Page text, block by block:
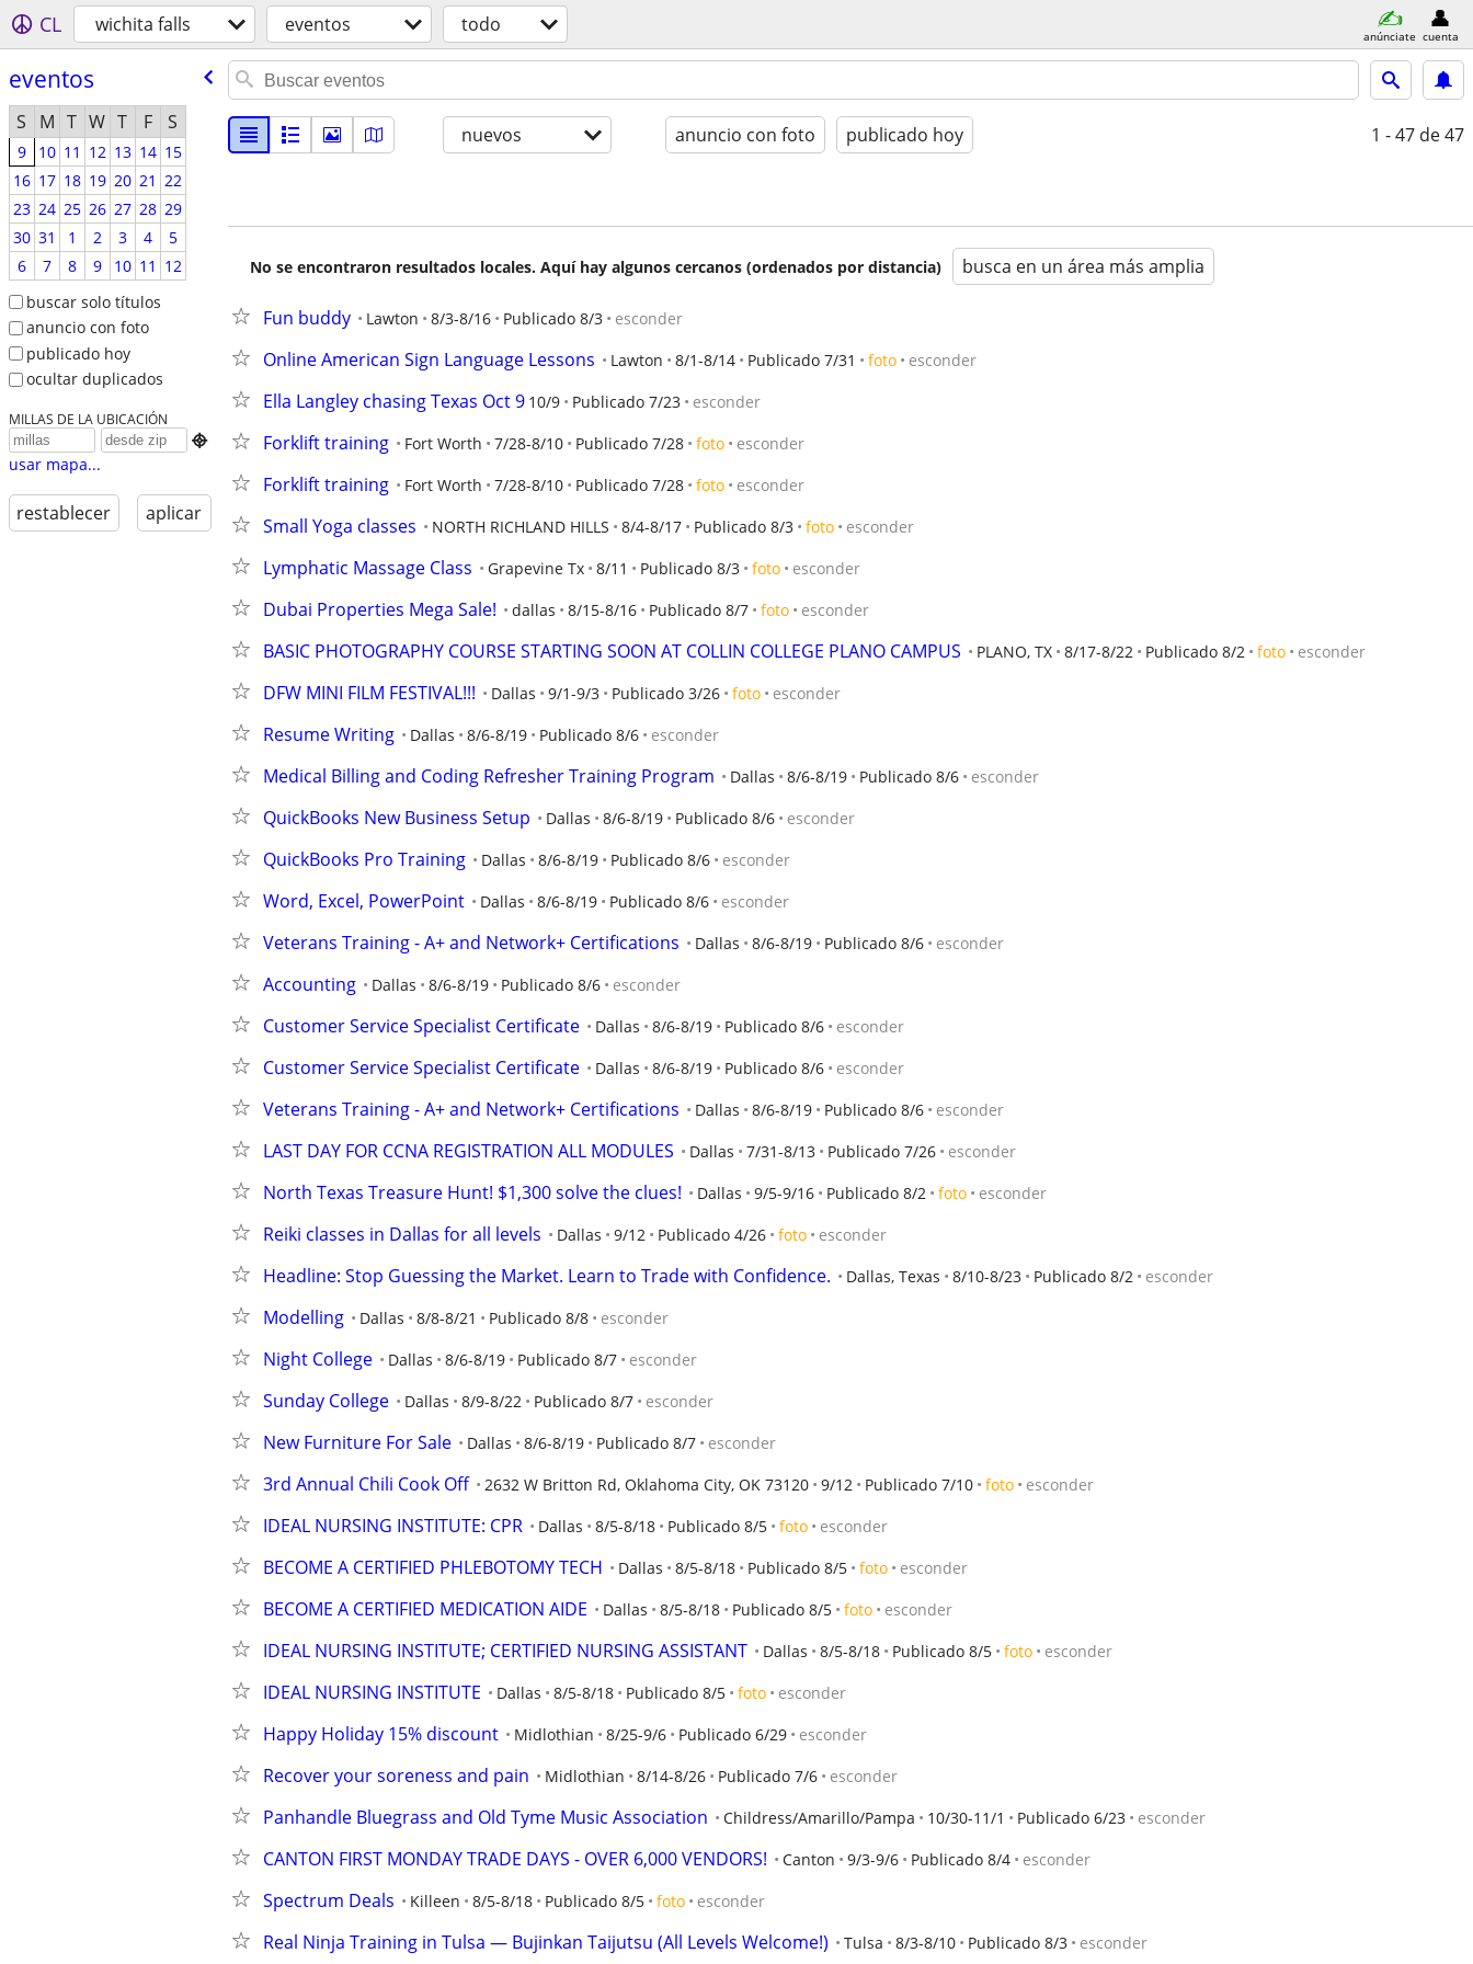
CL wichita falls eventos todo anúnciate cuenta
eventos
S M T W T F S
9 10 11 12 13 14 15
16 17 18 19 20 21 22
23 24 25 26 27 28 29
30 31 1 2 3 4
5
6
7 8 9 10 11 12
buscar solo títulos
anuncio con foto
publicado hoy
ocultar duplicados
MILLAS DE LA UBICACIÓN

usar mapa...
restablecer aplicar
nuevos anuncio con foto publicado hoy 1 - 47 de 47
No se encontraron resultados locales. Aquí hay algunos cercanos (ordenados por distancia) busca en un área más amplia
Fun buddy Lawton 8/3-8/16 Publicado 8/3 esconder
Online American Sign Language Lessons Lawton 8/1-8/14 Publicado 7/31 foto esconder
Ella Langley chasing Texas Oct 9 10/9 Publicado 7/23 esconder
Forklift training Fort Worth 7/28-8/10 Publicado 7/28 foto esconder
Forklift training Fort Worth 7/28-8/10 Publicado 7/28 foto esconder
Small Yoga classes NORTH RICHLAND HILLS 8/4-8/17 Publicado 8/3 foto esconder
Lymphatic Massage Class Grapevine Tx 8/11 Publicado 8/3 foto esconder
Dubai Properties Mega Sale! dallas 8/15-8/16 Publicado 8/7 foto esconder
BASIC PHOTOGRAPHY COURSE STARTING SOON AT COLLIN COLLEGE PLANO CAMPUS PLANO, TX 8/17-8/22 Publicado 8/2 foto esconder
DFW MINI FILM FESTIVAL!!! Dallas 9/1-9/3 Publicado 3/26 foto esconder
Resume Writing Dallas 8/6-8/19 Publicado 8/6 esconder
Medical Billing and Coding Refresher Training Program Dallas 8/6-8/19 Publicado 8/6 esconder
QuickBooks New Business Setup Dallas 8/6-8/19 Publicado 8/6 esconder
QuickBooks Pro Training Dallas 8/6-8/19 Publicado 8/6 esconder
Word, Excel, PowerPoint Dallas 8/6-8/19 Publicado 8/6 esconder
Veterans Training - A+ and Network+ Certifications Dallas 8/6-8/19 Publicado 8/6 esconder
Accounting Dallas 8/6-8/19 Publicado 8/6 esconder
Customer Service Specialist Certificate Dallas 8/6-8/19 Publicado 8/6 esconder
Customer Service Specialist Certificate Dallas 8/6-8/19 Publicado 8/6 esconder
Veterans Training - A+ and Network+ Certifications Dallas 8/6-8/19 Publicado 8/6 esconder
LAST DAY FOR CCNA REGISTRATION ALL MODULES Dallas 7/31-8/13 Publicado 7/26 esconder
North Texas Treasure Hunt! $1,300 solve the clues! Dallas 9/5-9/16 Publicado 8/2 foto esconder
Reiki classes in Dallas for all levels Dallas 9/12 Publicado 4/26 foto esconder
Headline: Stop Guessing the Market. Learn to Trade with Confidence. Dallas, Texas 8/10-8/23 Publicado 8/2 esconder
Modelling Dallas 8/8-8/21 Publicado 8/8 esconder
Night College Dallas 8/6-8/19 Publicado 8/7 esconder
Sunday College Dallas 8/9-8/22 Publicado 8/7 esconder
New Furniture For Sale Dallas 8/6-8/19 Publicado 8/7 esconder
3rd Annual Chili Cook Off 2632 W Britton Rd, Oklahoma City, OK 73120 9/12 Publicado 7/10 foto esconder
IDEAL NURSING INSTITUTE: CPR Dallas 8/5-8/18 Publicado 8/5 foto esconder
BECOME A CERTIFIED PHLEBOTOMY TECH Dallas 8/5-8/18 Publicado 8/5 foto esconder
BECOME A CERTIFIED MEDICATION AIDE Dallas 8/5-8/18 Publicado 8/5 foto esconder
IDEAL NURSING INSTITUTE; CERTIFIED NURSING ASSISTANT Dallas 8/5-8/18 Publicado 8/5 foto esconder
IDEAL NURSING INSTITUTE Dallas 8/5-8/18 Publicado 8/5 foto esconder
Happy Holiday 15% discount Midlothian 8/25-9/6 Publicado 6/29 esconder
Recover your soreness and pain Midlothian 8/14-8/26 Publicado 7/6 esconder
Panhandle Bluegrass and Old Tyme Music Association Childress/Amarillo/Pampa 10/30-11/1 Publicado 6/23 esconder
CANTON FIRST MONDAY TRADE DAYS - OVER 6,000 VENDORS! Canton 9/3-9/6 Publicado 8/4 esconder
Spectrum Deals Killeen 8/5-8/18 Publicado 8/5 foto esconder
Real Ninja Training in Tulsa — Bujinkan Taijutsu (All Levels Welcome!) Tulsa 8/3-8/10 Publicado 8/3 esconder